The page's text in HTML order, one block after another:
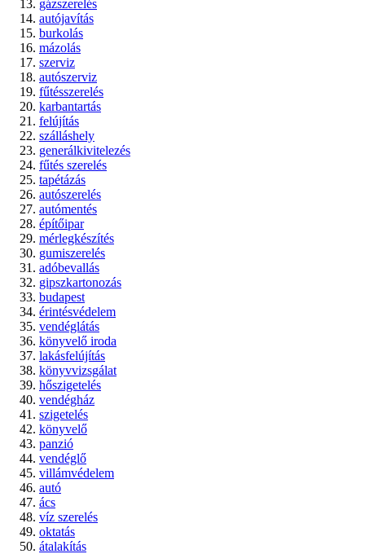
gázszerelés
autójavítás
burkolás
mázolás
szerviz
autószerviz
fűtésszerelés
karbantartás
felújítás
szálláshely
generálkivitelezés
fűtés szerelés
tapétázás
autószerelés
autómentés
építőipar
mérlegkészítés
gumiszerelés
adóbevallás
gipszkartonozás
budapest
érintésvédelem
vendéglátás
könyvelő iroda
lakásfelújítás
könyvvizsgálat
hőszigetelés
vendégház
szigetelés
könyvelő
panzió
vendéglő
villámvédelem
autó
ács
víz szerelés
oktatás
átalakítás